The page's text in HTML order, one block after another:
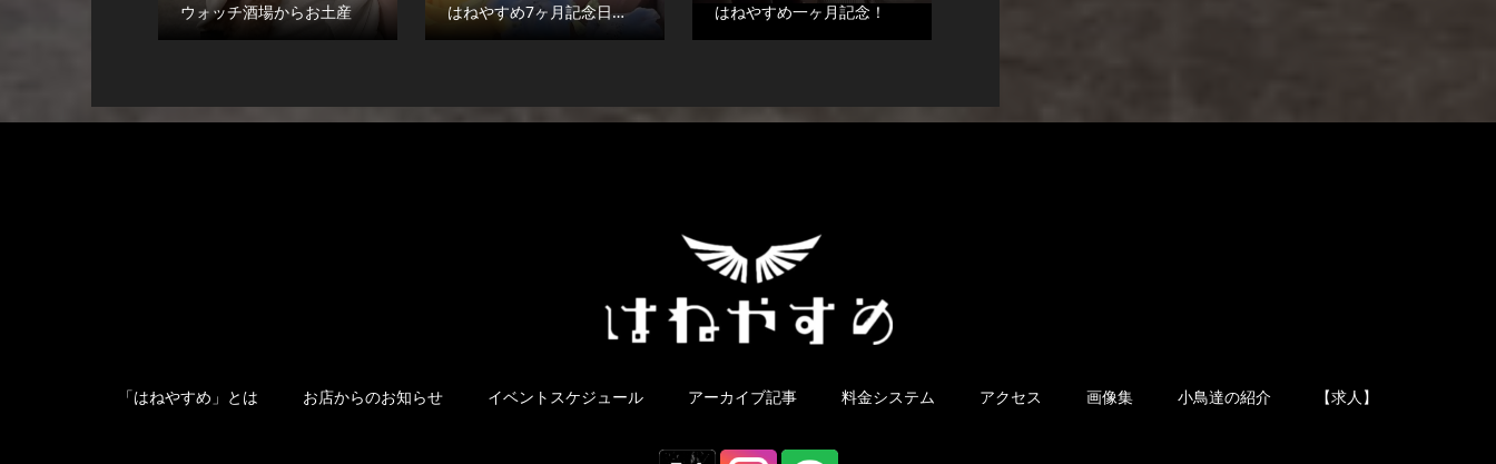
ウォッチ酒場からお土産
はねやすめ7ヶ月記念日… はねやすめ一ヶ月記念！
「はねやすめ」とは お店からのお知らせ イベントスケジュール アーカイブ記事 料金システム アクセス 画像集 小鳥達の紹介 【求人】